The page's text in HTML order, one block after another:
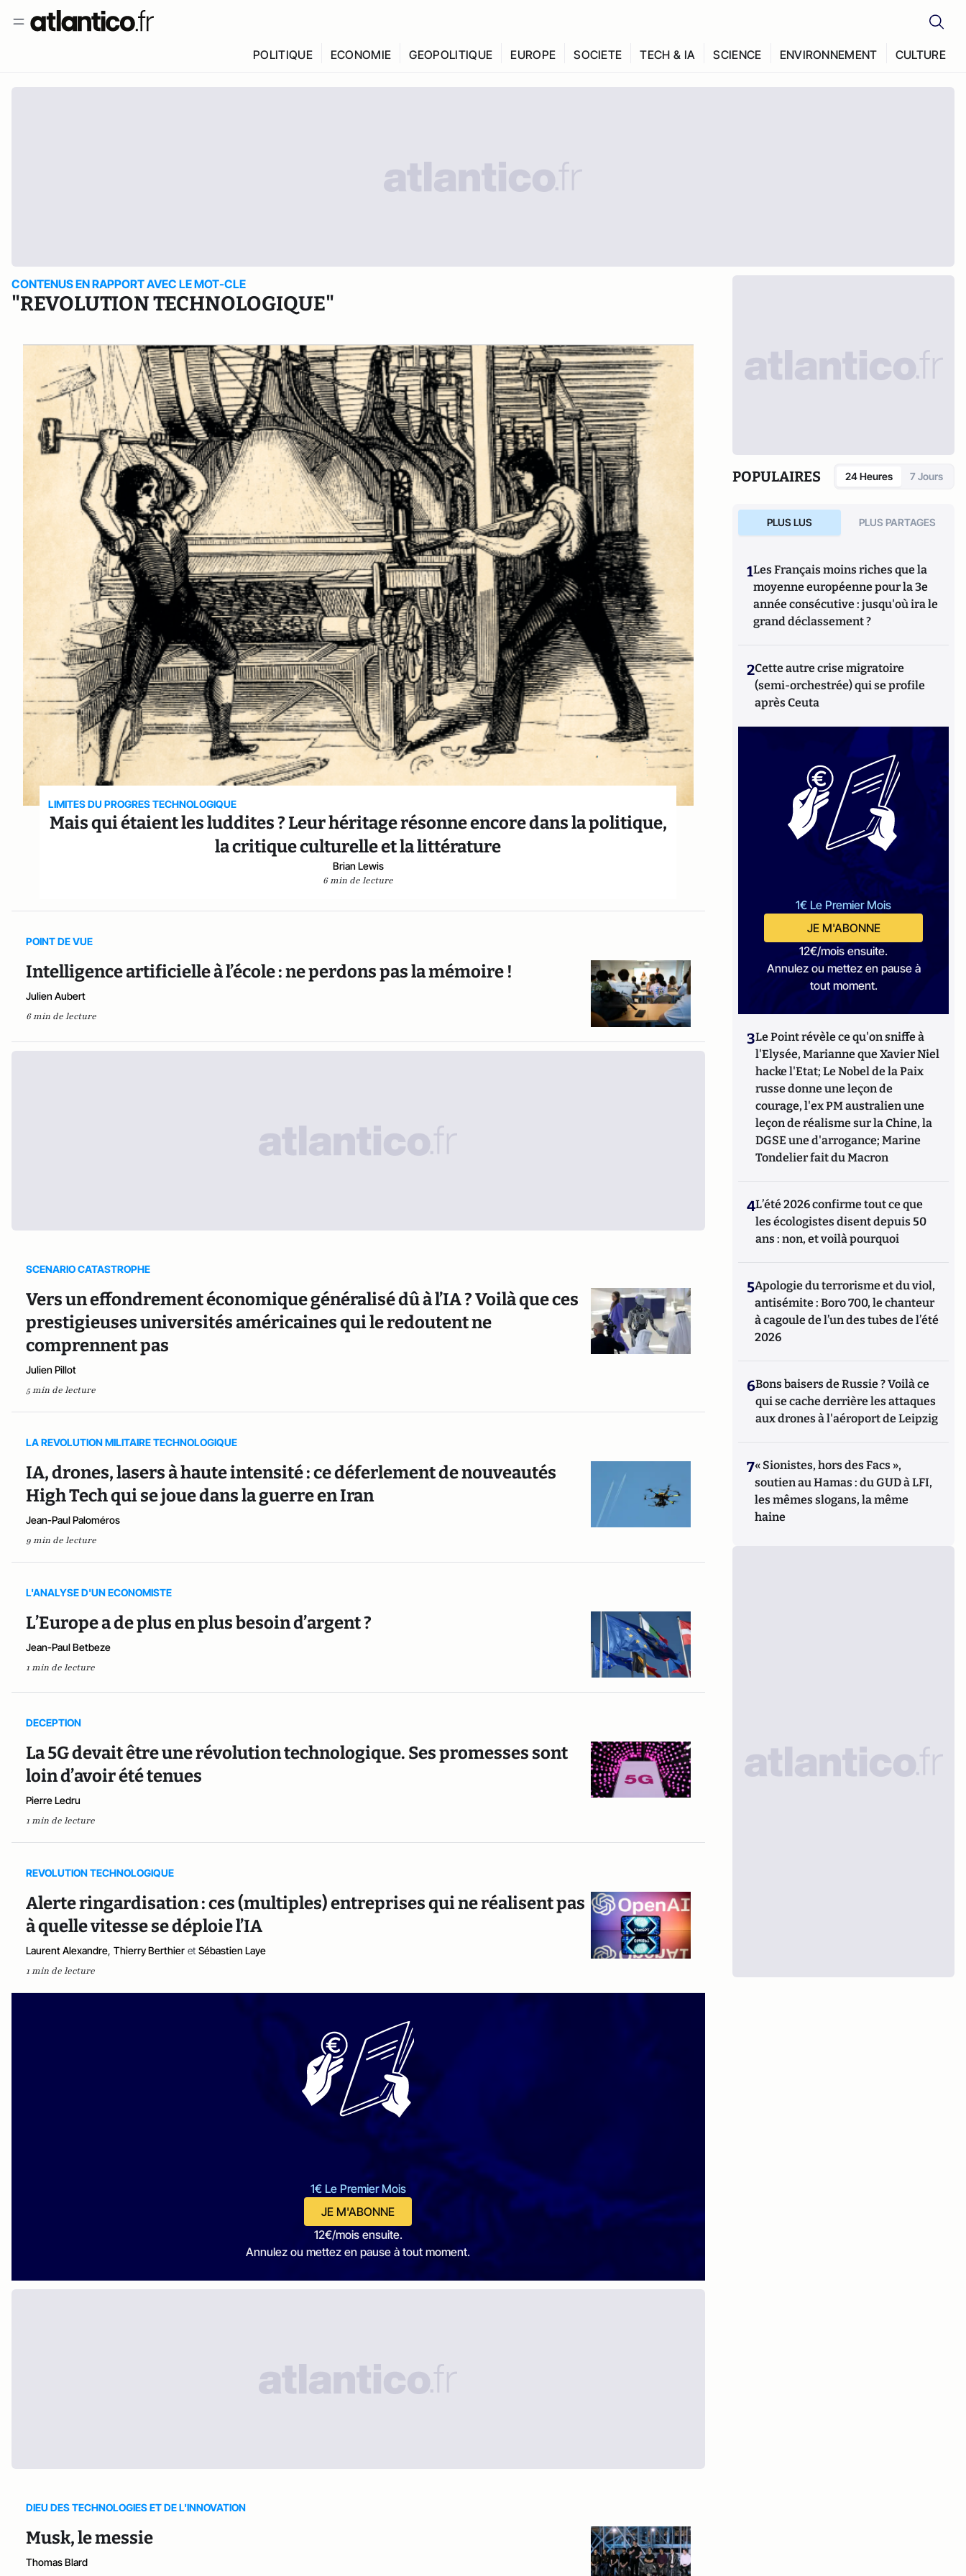
POLITIQUE ECONOMIE GEOPOLITIQUE EUROPE SOCIETE TECH & IA SCIENCE ENVIRONNEMENT CULTURE
CONTENUS EN RAPPORT AVEC LE MOT-CLE
"REVOLUTION TECHNOLOGIQUE"
LIMITES DU PROGRES TECHNOLOGIQUE
Mais qui étaient les luddites ? Leur héritage résonne encore dans la politique,
la critique culturelle et la littérature
Brian Lewis
6 min de lecture
POINT DE VUE
Intelligence artificielle à l’école : ne perdons pas la mémoire !
Julien Aubert
6 min de lecture
SCENARIO CATASTROPHE
Vers un effondrement économique généralisé dû à l’IA ? Voilà que ces
prestigieuses universités américaines qui le redoutent ne
comprennent pas
Julien Pillot
5 min de lecture
LA REVOLUTION MILITAIRE TECHNOLOGIQUE
IA, drones, lasers à haute intensité : ce déferlement de nouveautés
High Tech qui se joue dans la guerre en Iran
Jean-Paul Paloméros
9 min de lecture
L'ANALYSE D'UN ECONOMISTE
L’Europe a de plus en plus besoin d’argent ?
Jean-Paul Betbeze
1 min de lecture
DECEPTION
La 5G devait être une révolution technologique. Ses promesses sont
loin d’avoir été tenues
Pierre Ledru
1 min de lecture
REVOLUTION TECHNOLOGIQUE
Alerte ringardisation : ces (multiples) entreprises qui ne réalisent pas
à quelle vitesse se déploie l’IA
Laurent Alexandre, Thierry Berthier et Sébastien Laye
1 min de lecture
1€ Le Premier Mois
JE M'ABONNE
12€/mois ensuite.
Annulez ou mettez en pause à tout moment.
DIEU DES TECHNOLOGIES ET DE L'INNOVATION
Musk, le messie
Thomas Blard
POPULAIRES 24 Heures 7 Jours
PLUS LUS PLUS PARTAGES
1Les Français moins riches que la
moyenne européenne pour la 3e
année consécutive : jusqu'où ira le
grand déclassement ?
2Cette autre crise migratoire
(semi-orchestrée) qui se profile
après Ceuta
1€ Le Premier Mois
JE M'ABONNE
12€/mois ensuite.
Annulez ou mettez en pause à
tout moment.
3Le Point révèle ce qu'on sniffe à
l'Elysée, Marianne que Xavier Niel
hacke l'Etat; Le Nobel de la Paix
russe donne une leçon de
courage, l'ex PM australien une
leçon de réalisme sur la Chine, la
DGSE une d'arrogance; Marine
Tondelier fait du Macron
4L’été 2026 confirme tout ce que
les écologistes disent depuis 50
ans : non, et voilà pourquoi
5Apologie du terrorisme et du viol,
antisémite : Boro 700, le chanteur
à cagoule de l’un des tubes de l’été
2026
6Bons baisers de Russie ? Voilà ce
qui se cache derrière les attaques
aux drones à l'aéroport de Leipzig
7« Sionistes, hors des Facs »,
soutien au Hamas : du GUD à LFI,
les mêmes slogans, la même
haine